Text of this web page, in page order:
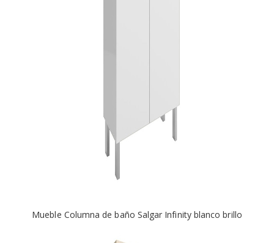
Mueble Columna de baño Salgar Infinity blanco brillo